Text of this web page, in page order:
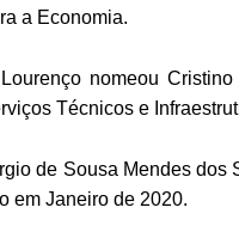
a Economia.
nomeou
Técnicos e
de Sousa Mendes dos
em Janeiro de 2020.